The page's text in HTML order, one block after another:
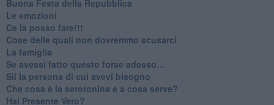
​Buona Festa della Repubblica
Le emozioni
​Ce la posso fare!!!
​Cose delle quali non dovremmo scusarci
​La famiglia
​Se avessi fatto questo forse adesso…
​Sii la persona di cui avevi bisogno
Che cosa è la serotonina e a cosa serve?
​Hai Presente Vero?